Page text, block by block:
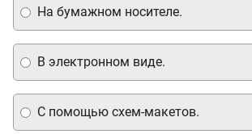
В электронном виде.
На бумажном носителе.
С помощью схем-макетов.